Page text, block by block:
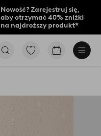
Nowość? Zarejestruj się,
aby otrzymać 40% zniżki
na najdroższy produkt*
PrzejdźPrzejdź